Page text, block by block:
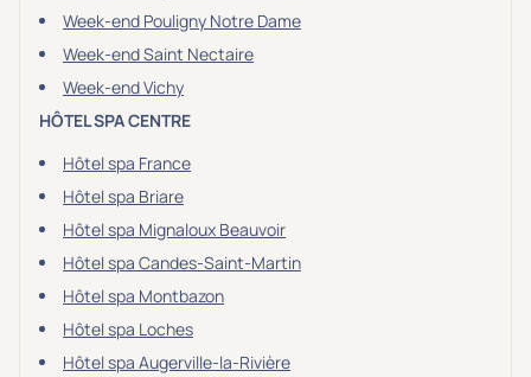
Week-end Pouligny Notre Dame
Week-end Saint Nectaire
Week-end Vichy
HÔTEL SPA CENTRE
Hôtel spa France
Hôtel spa Briare
Hôtel spa Mignaloux Beauvoir
Hôtel spa Candes-Saint-Martin
Hôtel spa Montbazon
Hôtel spa Loches
Hôtel spa Augerville-la-Rivière